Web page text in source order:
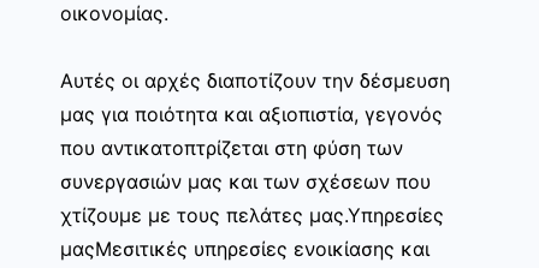
οικονομίας.
Αυτές οι αρχές διαποτίζουν την δέσμευση
μας για ποιότητα και αξιοπιστία, γεγονός
που αντικατοπτρίζεται στη φύση των
συνεργασιών μας και των σχέσεων που
χτίζουμε με τους πελάτες μας.Υπηρεσίες
μαςΜεσιτικές υπηρεσίες ενοικίασης και